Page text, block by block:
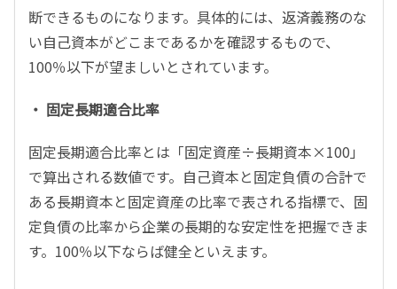
断できるものになります。具体的には、返済義務のな
い自己資本がどこまであるかを確認するもので、
100％以下が望ましいとされています。
・ 固定長期適合比率
固定長期適合比率とは「固定資産÷長期資本×100」
で算出される数値です。自己資本と固定負債の合計で
ある長期資本と固定資産の比率で表される指標で、固
定負債の比率から企業の長期的な安定性を把握できま
す。100％以下ならば健全といえます。